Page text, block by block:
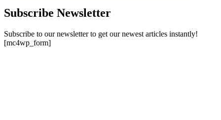
Subscribe Newsletter
Subscribe to our newsletter to get our newest articles instantly!
[mc4wp_form]